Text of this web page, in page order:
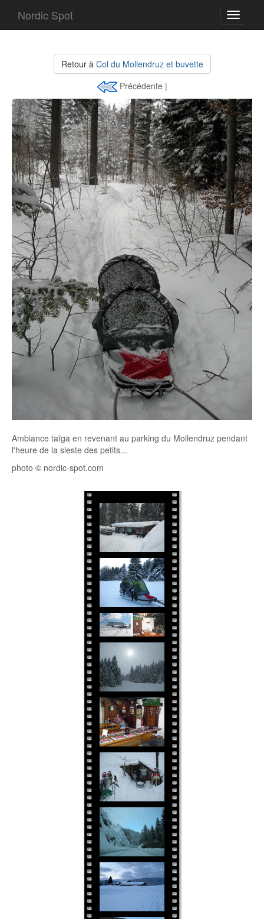
Toggle
Nordic Spot
Retour à Col du Mollendruz et buvette
Précédente |
Ambiance taïga en revenant au parking du Mollendruz pendant
l'heure de la sieste des petits...
photo © nordic-spot.com